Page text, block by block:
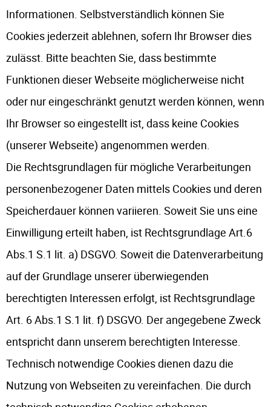
Informationen. Selbstverständlich können Sie
Cookies jederzeit ablehnen, sofern Ihr Browser dies
zulässt. Bitte beachten Sie, dass bestimmte
Funktionen dieser Webseite möglicherweise nicht
oder nur eingeschränkt genutzt werden können, wenn
Ihr Browser so eingestellt ist, dass keine Cookies
(unserer Webseite) angenommen werden.
Die Rechtsgrundlagen für mögliche Verarbeitungen
personenbezogener Daten mittels Cookies und deren
Speicherdauer können variieren. Soweit Sie uns eine
Einwilligung erteilt haben, ist Rechtsgrundlage Art.6
Abs.1 S.1 lit. a) DSGVO. Soweit die Datenverarbeitung
auf der Grundlage unserer überwiegenden
berechtigten Interessen erfolgt, ist Rechtsgrundlage
Art. 6 Abs.1 S.1 lit. f) DSGVO. Der angegebene Zweck
entspricht dann unserem berechtigten Interesse.
Technisch notwendige Cookies dienen dazu die
Nutzung von Webseiten zu vereinfachen. Die durch